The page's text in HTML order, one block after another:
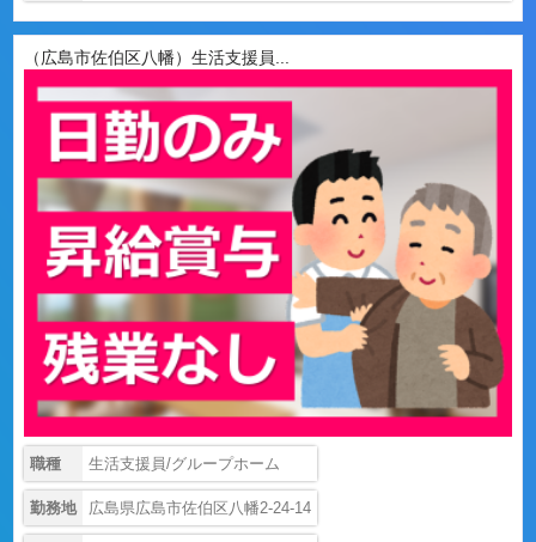
（広島市佐伯区八幡）生活支援員...
職種 生活支援員/グループホーム
勤務地 広島県広島市佐伯区八幡2-24-14